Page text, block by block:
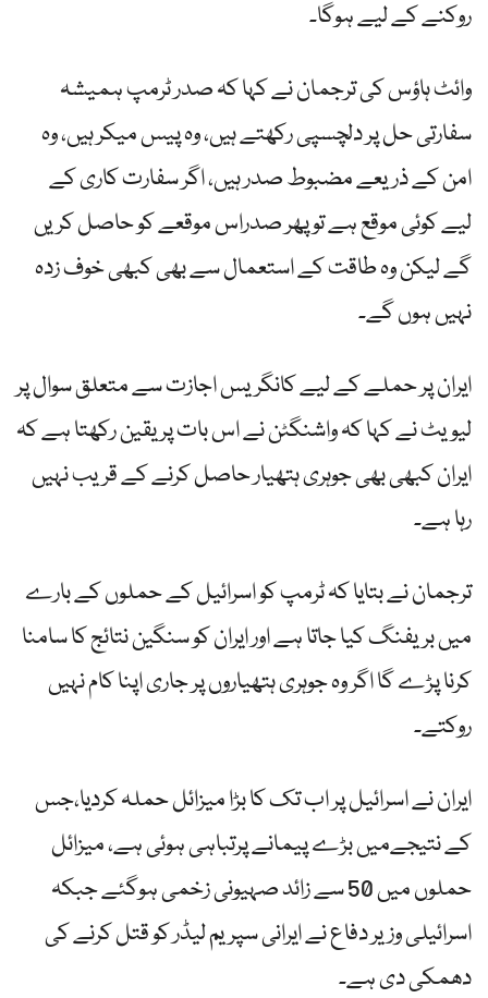
روکنے کے لیے ہوگا۔
وائٹ ہاؤس کی ترجمان نے کہا کہ صدر ٹرمپ ہمیشہ
سفارتی حل پر دلچسپی رکھتے ہیں، وہ پیس میکر ہیں، وہ
امن کے ذریعے مضبوط صدر ہیں، اگر سفارت کاری کے
لیے کوئی موقع ہے تو پھر صدراس موقعے کو حاصل کریں
گے لیکن وہ طاقت کے استعمال سے بھی کبھی خوف زدہ
نہیں ہوں گے۔
ایران پر حملے کے لیے کانگریس اجازت سے متعلق سوال پر
لیویٹ نے کہا کہ واشنگٹن نے اس بات پر یقین رکھتا ہے کہ
ایران کبھی بھی جوہری ہتھیار حاصل کرنے کے قریب نہیں
رہا ہے۔
ترجمان نے بتایا کہ ٹرمپ کو اسرائیل کے حملوں کے بارے
میں بریفنگ کیا جاتا ہے اور ایران کو سنگین نتائج کا سامنا
کرنا پڑے گا اگر وہ جوہری ہتھیاروں پر جاری اپنا کام نہیں
روکتے۔
ایران نے اسرائیل پر اب تک کا بڑا میزائل حملہ کردیا،جس
کے نتیجےمیں بڑے پیمانے پرتباہی ہوئی ہے، میزائل
حملوں میں 50 سے زائد صہیونی زخمی ہوگئے جبکہ
اسرائیلی وزیر دفاع نے ایرانی سپریم لیڈر کو قتل کرنے کی
دھمکی دی ہے۔